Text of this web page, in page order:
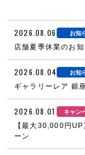
2026.08.06 お知
店舗夏季休業のお
2026.08.04 お知
ギャラリーレア 銀
2026.08.01 キャン
【最大30,000円
ーン